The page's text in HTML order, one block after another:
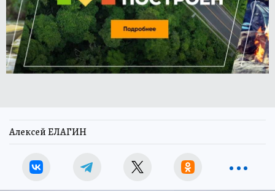
Алексей ЕЛАГИН